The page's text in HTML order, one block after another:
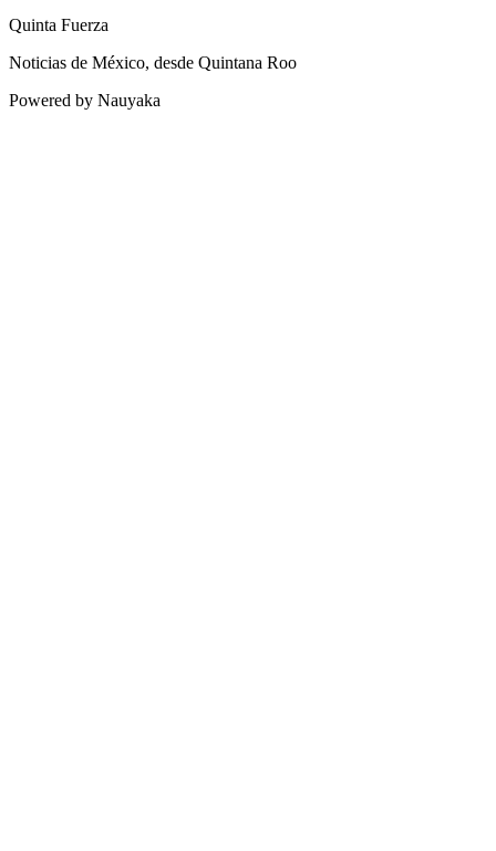
Quinta Fuerza
Noticias de México, desde Quintana Roo
Powered by Nauyaka